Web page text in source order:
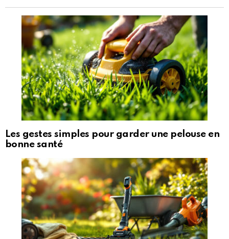
Les gestes simples pour garder une pelouse en
bonne santé